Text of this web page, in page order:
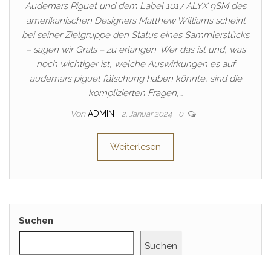
Audemars Piguet und dem Label 1017 ALYX 9SM des
amerikanischen Designers Matthew Williams scheint
bei seiner Zielgruppe den Status eines Sammlerstücks
– sagen wir Grals – zu erlangen. Wer das ist und, was
noch wichtiger ist, welche Auswirkungen es auf
audemars piguet fälschung haben könnte, sind die
komplizierten Fragen,…
Von ADMIN 2. Januar 2024 0
Weiterlesen
Suchen
Suchen